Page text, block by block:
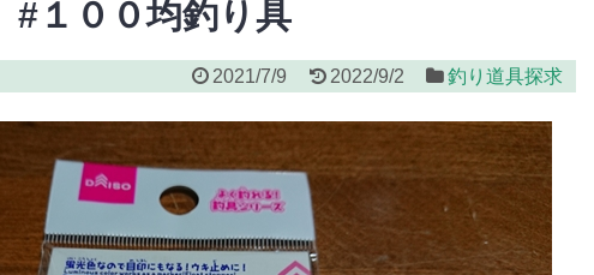
１００均釣り具
2021/7/9 2022/9/2 釣り道具探求